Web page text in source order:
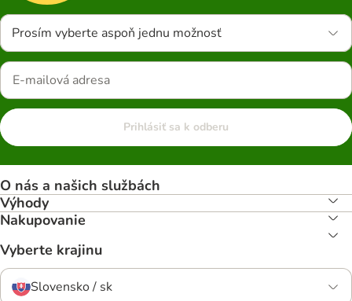
Prosím vyberte aspoň jednu možnosť
Prihlásiť sa k odberu
O nás a našich službách
Výhody
Nakupovanie
Vyberte krajinu
Slovensko / sk